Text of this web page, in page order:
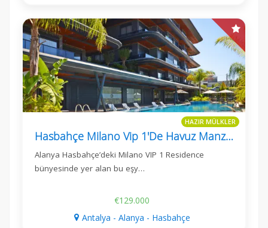
HAZIR MÜLKLER
Hasbahçe Milano Vip 1'De Havuz Manzaralı 2+1 Daire
Alanya Hasbahçe’deki Milano VIP 1 Residence
bünyesinde yer alan bu eşy…
€129.000
Antalya - Alanya - Hasbahçe